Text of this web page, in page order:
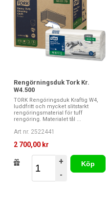
Rengörningsduk Tork Kr.
W4.500
TORK Rengöringsduk Kraftig W4,
luddfritt och mycket slitstarkt
rengöringsmaterial för tuff
rengöring. Materialet tål ...
Art nr. 2522441
2 700,00 kr
+
-
Köp